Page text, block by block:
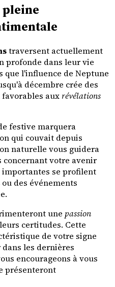
pleine
traversent actuellement
profonde dans leur vie
que l'influence de Neptune
décembre crée des
aux révélations
festive marquera
qui couvait depuis
naturelle vous guidera
votre avenir
se profilent
ou des événements
une passion
certitudes. Cette
de votre signe
les dernières
encourageons à vous
présenteront